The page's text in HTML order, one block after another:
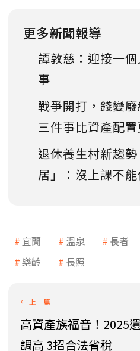
更多新聞報導
譚敦慈：迎接一
事
戰爭開打，錢變
三件事比資產配置
退休養生村新趨
居」：沒上課不
宜蘭 溫泉 長者
樂齡
長照
高資產族福音！2025
調高 3招合法省稅